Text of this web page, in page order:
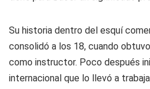
Su historia dentro del esquí
consolidó a los 18, cuando
como instructor. Poco después
internacional que lo llevó a